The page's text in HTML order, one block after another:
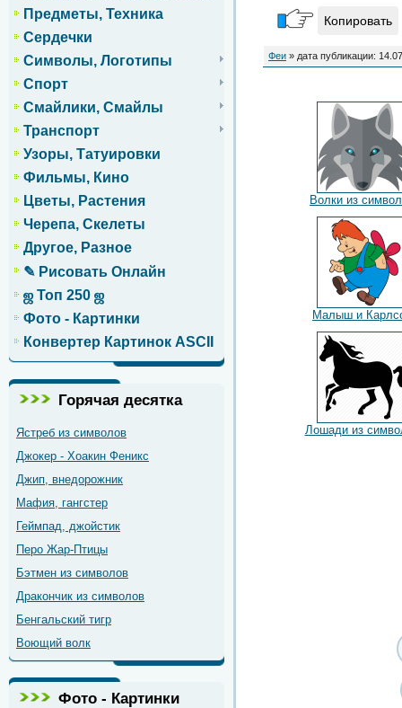
Предметы, Техника
Сердечки
Символы, Логотипы
Спорт
Смайлики, Смайлы
Транспорт
Узоры, Татуировки
Фильмы, Кино
Цветы, Растения
Черепа, Скелеты
Другое, Разное
✎ Рисовать Онлайн
ஜ Топ 250 ஜ
Фото - Картинки
Конвертер Картинок ASCII
Горячая десятка
Ястреб из символов
Джокер - Хоакин Феникс
Джип, внедорожник
Мафия, гангстер
Геймпад, джойстик
Перо Жар-Птицы
Бэтмен из символов
Дракончик из символов
Бенгальский тигр
Воющий волк
Фото - Картинки
Копировать
Феи » дата публикации:
Волки из
Малыш и
Лошади из